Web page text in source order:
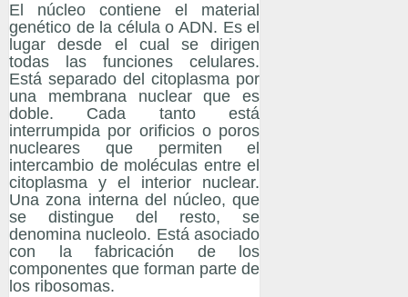
El núcleo contiene el material
genético de la célula o ADN. Es el
lugar desde el cual se dirigen
todas las funciones celulares.
Está separado del citoplasma por
una membrana nuclear que es
doble. Cada tanto está
interrumpida por orificios o poros
nucleares que permiten el
intercambio de moléculas entre el
citoplasma y el interior nuclear.
Una zona interna del núcleo, que
se distingue del resto, se
denomina nucleolo. Está asociado
con la fabricación de los
componentes que forman parte de
los ribosomas.